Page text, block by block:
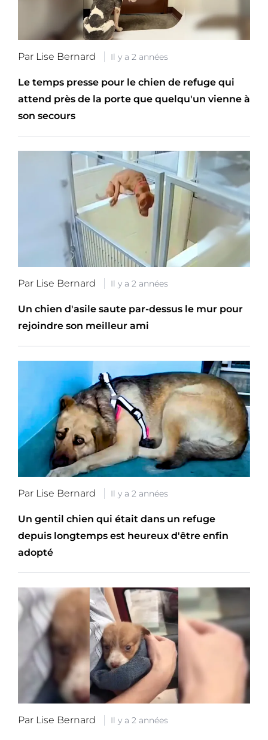
Par Lise Bernard Il y a 2 années
Le temps presse pour le chien de refuge qui
attend près de la porte que quelqu'un vienne à
son secours
Par Lise Bernard Il y a 2 années
Un chien d'asile saute par-dessus le mur pour
rejoindre son meilleur ami
Par Lise Bernard Il y a 2 années
Un gentil chien qui était dans un refuge
depuis longtemps est heureux d'être enfin
adopté
Par Lise Bernard Il y a 2 années